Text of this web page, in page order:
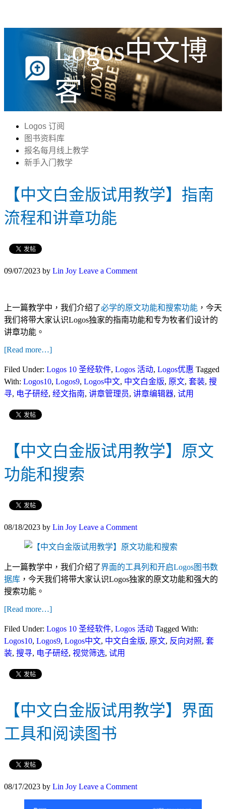
Logos中文博
客
Logos 订阅
图书资料库
报名每月线上教学
新手入门教学
【中文白金版试用教学】指南
流程和讲章功能
09/07/2023 by Lin Joy Leave a Comment
上一篇教学中，我们介绍了必学的原文功能和搜索功能 ，今天
我们将带大家认识Logos独家的指南功能和专为牧者们设计的
讲章功能。
[Read more…]
Filed Under: Logos 10 圣经软件, Logos 活动, Logos优惠 Tagged
With: Logos10, Logos9, Logos中文, 中文白金版, 原文, 套装, 搜
寻, 电子研经, 经文指南, 讲章管理员, 讲章编辑器, 试用
【中文白金版试用教学】原文
功能和搜索
08/18/2023 by Lin Joy Leave a Comment
上一篇教学中，我们介绍了界面的工具列和开启Logos图书数
据库 ，今天我们将带大家认识Logos独家的原文功能和强大的
搜索功能。
[Read more…]
Filed Under: Logos 10 圣经软件, Logos 活动 Tagged With:
Logos10, Logos9, Logos中文, 中文白金版, 原文, 反向对照, 套
装, 搜寻, 电子研经, 视觉筛选, 试用
【中文白金版试用教学】界面
工具和阅读图书
08/17/2023 by Lin Joy Leave a Comment